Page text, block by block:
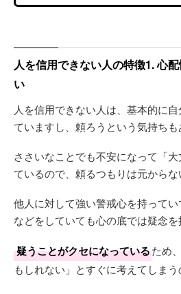
人を信用できない人の特徴1. 心
い
人を信用できない人は、基本的に
ていますし、頼ろうという気持ちも
ささいなことでも不安になって「
ているので、頼るつもりは元からな
他人に対して強い警戒心を持って
などをしていても心の底では疑念を
疑うことがクセになっているため
もしれない」とすぐに考えてしまう